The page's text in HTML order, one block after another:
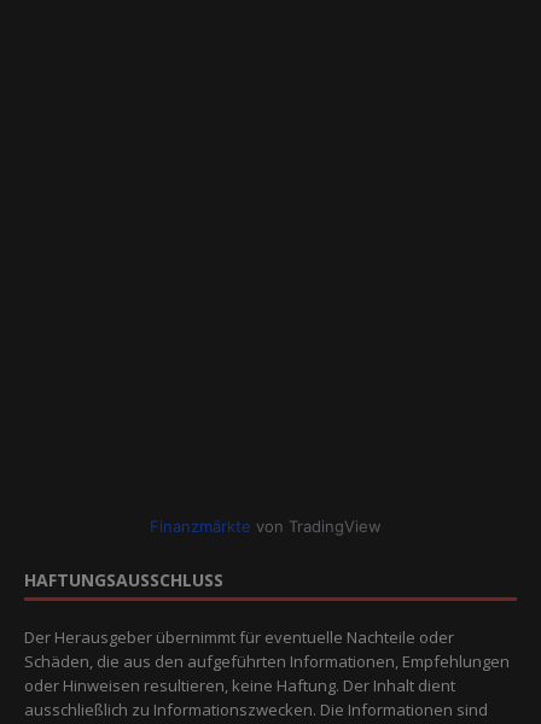
Finanzmärkte von TradingView
HAFTUNGSAUSSCHLUSS
Der Herausgeber übernimmt für eventuelle Nachteile oder
Schäden, die aus den aufgeführten Informationen, Empfehlungen
oder Hinweisen resultieren, keine Haftung. Der Inhalt dient
ausschließlich zu Informationszwecken. Die Informationen sind